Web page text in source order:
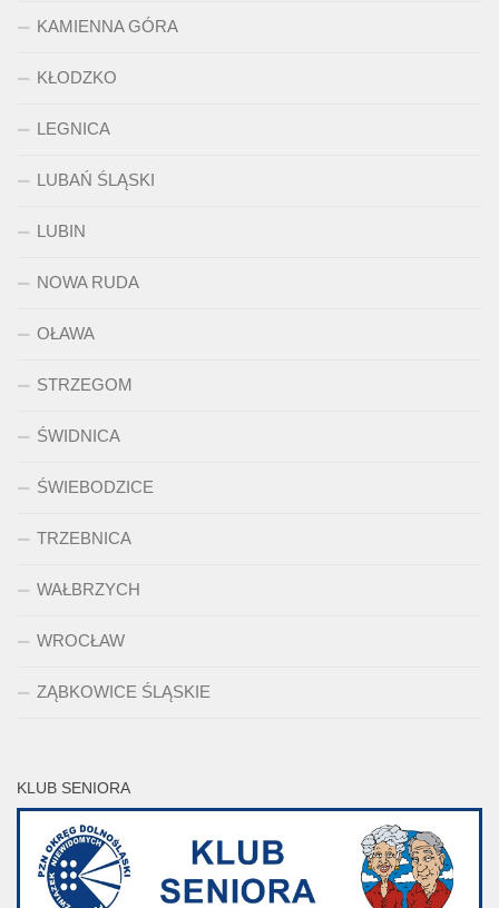
KAMIENNA GÓRA
KŁODZKO
LEGNICA
LUBAŃ ŚLĄSKI
LUBIN
NOWA RUDA
OŁAWA
STRZEGOM
ŚWIDNICA
ŚWIEBODZICE
TRZEBNICA
WAŁBRZYCH
WROCŁAW
ZĄBKOWICE ŚLĄSKIE
KLUB SENIORA